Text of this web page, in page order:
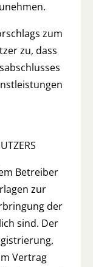
zum
zu, dass
Betreiber
zur
der
sind. Der
Vertrag